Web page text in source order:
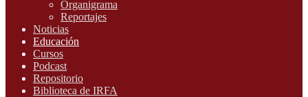
Organigrama
Reportajes
Noticias
Educación
Cursos
Podcast
Repositorio
Biblioteca de IRFA